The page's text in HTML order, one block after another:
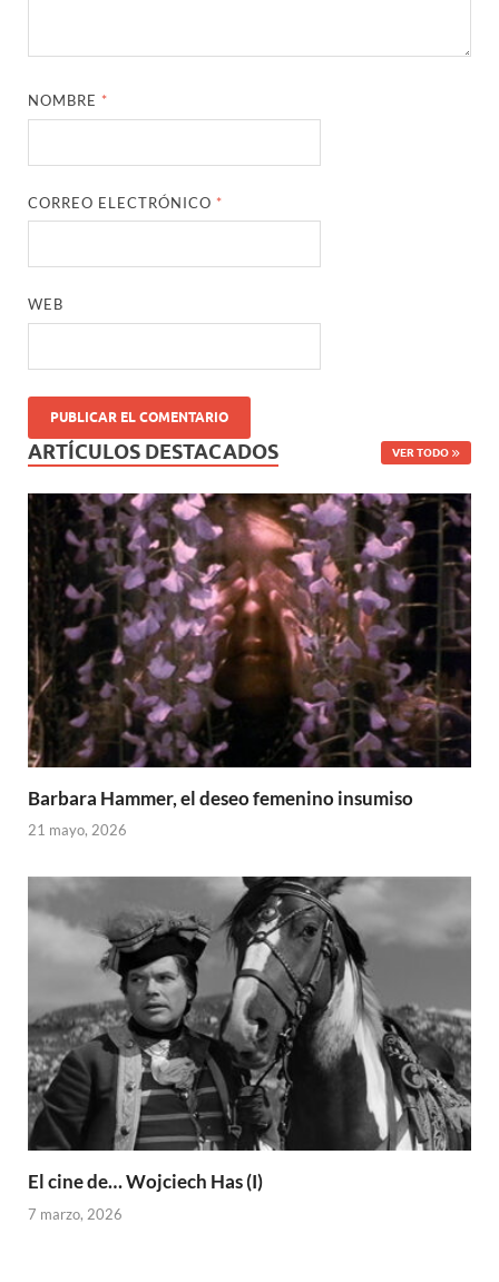
NOMBRE *
CORREO ELECTRÓNICO *
WEB
ARTÍCULOS DESTACADOS VER TODO
Barbara Hammer, el deseo femenino insumiso
21 mayo, 2026
El cine de… Wojciech Has (I)
7 marzo, 2026